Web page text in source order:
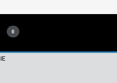
0